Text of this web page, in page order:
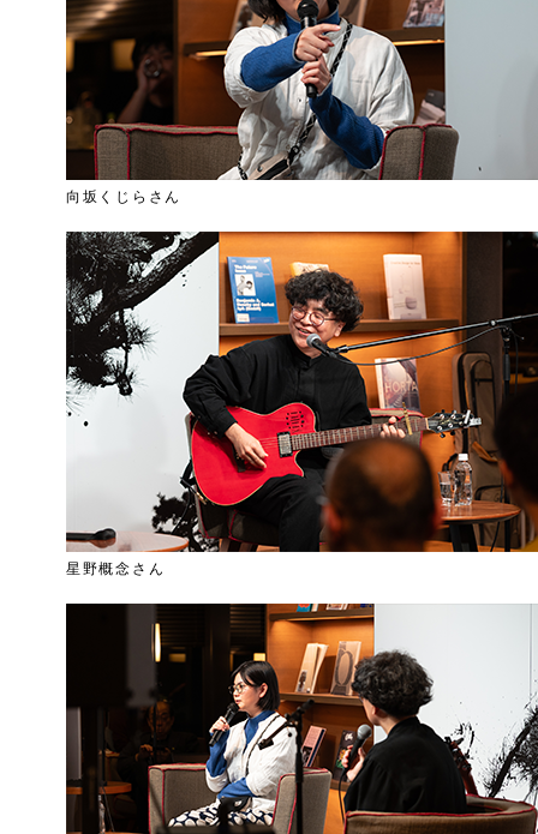
向坂くじらさん
星野概念さん